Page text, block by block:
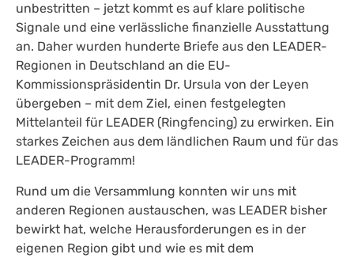
unbestritten – jetzt kommt es auf klare politische
Signale und eine verlässliche finanzielle Ausstattung
an. Daher wurden hunderte Briefe aus den LEADER-
Regionen in Deutschland an die EU-
Kommissionspräsidentin Dr. Ursula von der Leyen
übergeben – mit dem Ziel, einen festgelegten
Mittelanteil für LEADER (Ringfencing) zu erwirken. Ein
starkes Zeichen aus dem ländlichen Raum und für das
LEADER-Programm!
Rund um die Versammlung konnten wir uns mit
anderen Regionen austauschen, was LEADER bisher
bewirkt hat, welche Herausforderungen es in der
eigenen Region gibt und wie es mit dem